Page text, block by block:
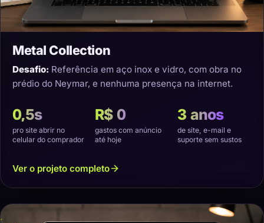
Metal Collection
Desafio: Referência em aço inox e vidro, com obra no
prédio do Neymar, e nenhuma presença na internet.
0,5s
pro site abrir no
celular do comprador
R$ 0
gastos com anúncio
até hoje
3 anos
de site, e-mail e
suporte sem sustos
Ver o projeto completo